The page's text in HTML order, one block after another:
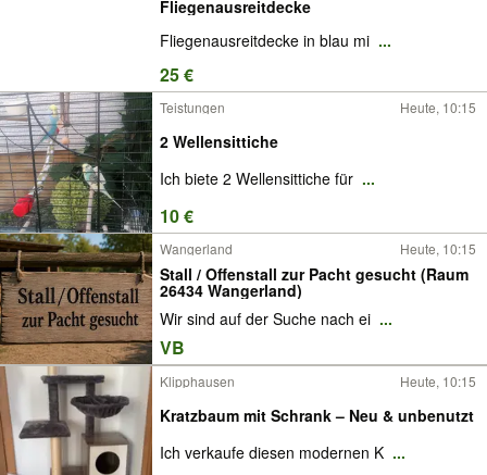
Fliegenausreitdecke
Fliegenausreitdecke in blau mi ...
25 €
Teistungen Heute, 10:15
2 Wellensittiche
Ich biete 2 Wellensittiche für ...
10 €
Wangerland Heute, 10:15
Stall / Offenstall zur Pacht gesucht (Raum
26434 Wangerland)
Wir sind auf der Suche nach ei ...
VB
Klipphausen Heute, 10:15
Kratzbaum mit Schrank – Neu & unbenutzt
Ich verkaufe diesen modernen K ...